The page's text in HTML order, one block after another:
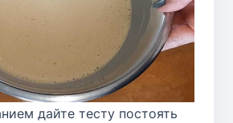
дайте тесту постоять